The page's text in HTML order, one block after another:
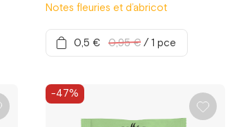
Notes fleuries et d’abricot
0,5 € 0,95 € /1 pce
-47%